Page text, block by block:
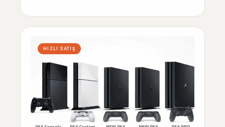
HIZLI SATIŞ